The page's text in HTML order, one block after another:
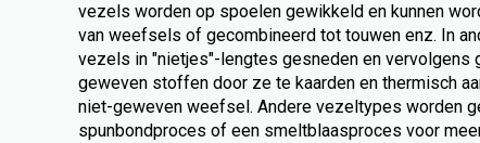
vezels worden op spoelen gewikkeld en kunnen
van weefsels of gecombineerd tot touwen enz. In
vezels in "nietjes"-lengtes gesneden en vervolgens
geweven stoffen door ze te kaarden en thermisch
niet-geweven weefsel. Andere vezeltypes worden
spunbondproces of een smeltblaasproces voor